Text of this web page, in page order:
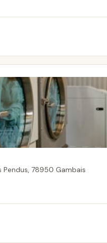
Pendus, 78950 Gambais